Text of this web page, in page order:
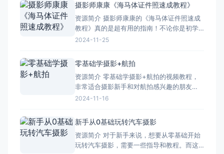
刘老师还鼓励学员们大胆尝试，积极创作，
让学员们在实践中不断磨练自己的编剧技
巧。此外，训练营还设置
摄影师康康《海马体证件照速成教程》
资源简介 摄影师康康的《海马体证件照速成
教程》真的是超有用的指南！不论你是初学
者还是有一定摄影基础的朋友，都能从中受
况。接着，详细讲解了拍摄过程中的光线运
用，怎样才能让照片看起来更自然、清晰。
还有妆容和发型的
2024-11-25
零基础学摄影+航拍
资源简介 零基础学摄影+航拍的视频教程，
非常适合摄影新手和对航拍感兴趣的朋友
们。这个教程从最基础的摄影技巧开始教
能轻松跟上教程的节奏。 在航拍部分，教程
详细讲解了无人的操技巧和安全注意事项，
让你能够安全、高效地进行航
2024-11-16
新手从0基础玩转汽车摄影
资源简介 对于新手来说，想要从零基础开始
玩转汽车摄影，需要一些指导和教程。而这